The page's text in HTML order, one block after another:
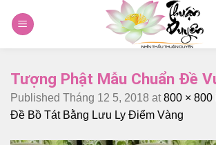
Tượng Phật Mẫu Chuẩn Đề
Published Tháng 12 5, 2018 at 800 × 800
Đề Bồ Tát Bằng Lưu Ly Điểm Vàng